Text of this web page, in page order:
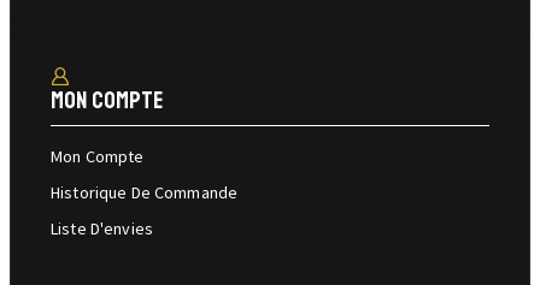
Mon Compte
Mon Compte
Historique De Commande
Liste D'envies